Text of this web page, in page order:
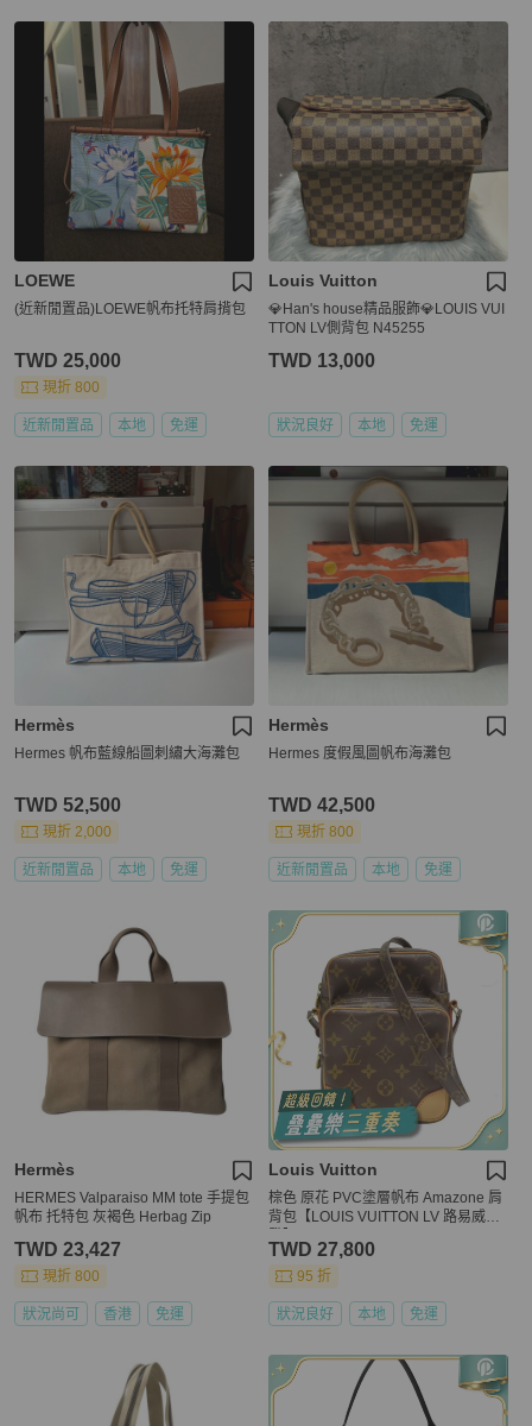
LOEWE
(近新閒置品)LOEWE帆布托特肩揹包
TWD 25,000
現折 800
近新閒置品 本地 免運
Louis Vuitton
💎Han's house精品服飾💎LOUIS VUI
TTON LV側背包 N45255
TWD 13,000
狀況良好 本地 免運
Hermès
Hermes 帆布藍線船圖刺繡大海灘包
TWD 52,500
現折 2,000
近新閒置品 本地 免運
Hermès
Hermes 度假風圖帆布海灘包
TWD 42,500
現折 800
近新閒置品 本地 免運
Hermès
HERMES Valparaiso MM tote 手提包
帆布 托特包 灰褐色 Herbag Zip
TWD 23,427
現折 800
狀況尚可 香港 免運
Louis Vuitton
棕色 原花 PVC塗層帆布 Amazone 肩
背包【LOUIS VUITTON LV 路易威
TWD 27,800
95 折
狀況良好 本地 免運